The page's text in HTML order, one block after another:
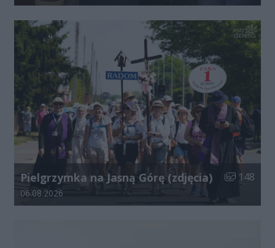
Pielgrzymka na Jasną Górę (zdjęcia) Liczba
148
Data dodania galerii:
06.08.2026